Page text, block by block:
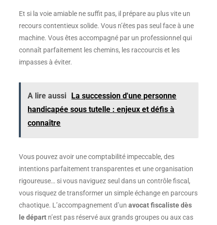
Et si la voie amiable ne suffit pas, il prépare au plus vite un
recours contentieux solide. Vous n’êtes pas seul face à une
machine. Vous êtes accompagné par un professionnel qui
connaît parfaitement les chemins, les raccourcis et les
impasses à éviter.
A lire aussi
La succession d'une personne
handicapée sous tutelle : enjeux et défis à
connaître
Vous pouvez avoir une comptabilité impeccable, des
intentions parfaitement transparentes et une organisation
rigoureuse… si vous naviguez seul dans un contrôle fiscal,
vous risquez de transformer un simple échange en parcours
chaotique. L’accompagnement d’un avocat fiscaliste dès
le départn’est pas réservé aux grands groupes ou aux cas